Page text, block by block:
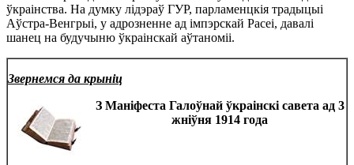
ўкраінства. На думку лідэраў ГУР, парламенцкія традыцыі
Аўстра-Венгрыі, у адрозненне ад імпэрскай Расеі, давалі
шанец на будучыню ўкраінскай аўтаноміі.
Звернемся да крыніц
З Маніфеста Галоўнай ўкраінскі савета ад 3
жніўня 1914 года